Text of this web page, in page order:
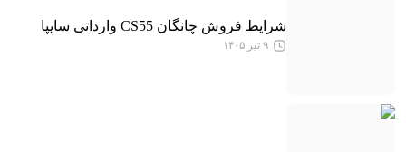
شرایط فروش چانگان CS55 وارداتی سایپا
۹ تیر ۱۴۰۵